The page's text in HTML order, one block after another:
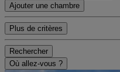
Ajouter une chambre
Plus de critères
Rechercher
Où allez-vous ?